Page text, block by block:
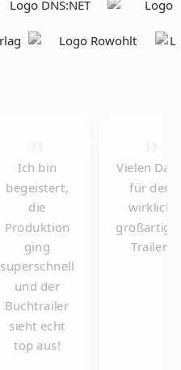
Ich bin
begeistert,
die
Produktion
ging
superschnell
und der
Buchtrailer
sieht echt
top aus!
Vielen
für den
wirklich
Trailer!